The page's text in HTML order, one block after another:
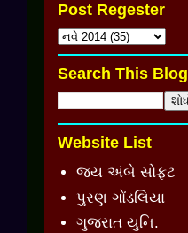
Post Regester
Search This Blog
Website List
જય અંબે સોફ્ટ
પુરણ ગોંડલિયા
ગુજરાત યુનિ.